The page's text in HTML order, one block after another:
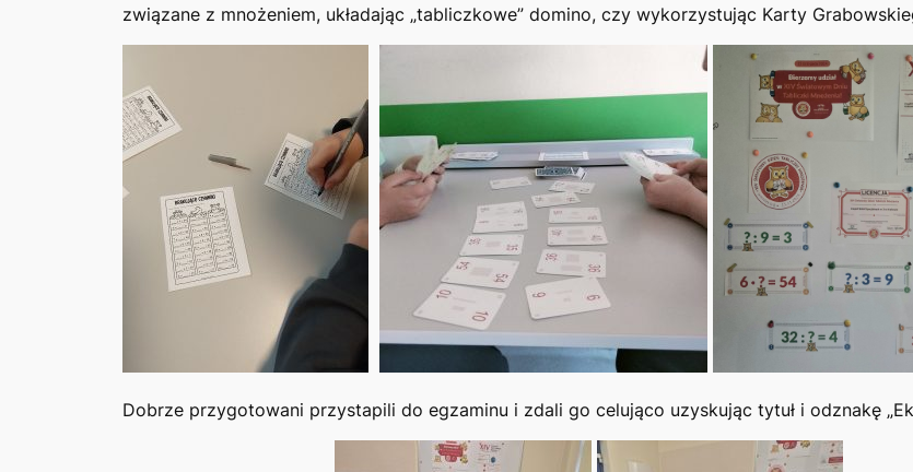
związane z mnożeniem, układając „tabliczkowe” domino, czy wykorzystując Karty
Dobrze przygotowani przystapili do egzaminu i zdali go celująco uzyskując tytuł i odznakę